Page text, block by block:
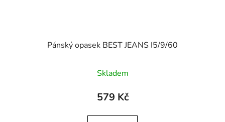
Pánský opasek BEST JEANS I5/9/60
Skladem
579 Kč